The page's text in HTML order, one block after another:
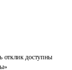
отклик доступны